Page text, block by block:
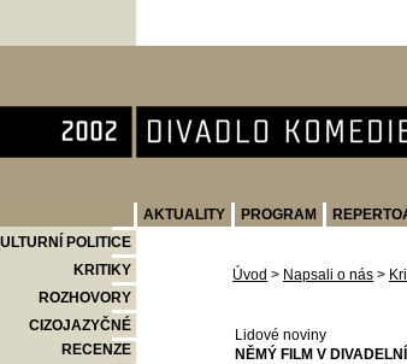
AKTUALITY PROGRAM
POLITICE
KRITIKY
ROZHOVORY
CIZOJAZYČNÉ
RECENZE
Úvod > Napsali o nás >
Lidové noviny
NĚMÝ FILM V